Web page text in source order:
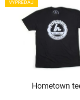
ý
VÝPREDAJ
Hometown